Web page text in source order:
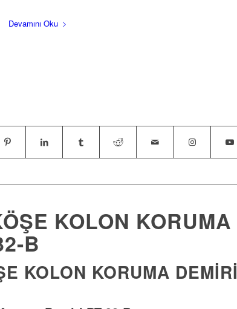
Devamını Oku
KOLON KORUMA
B
KOLON KORUMA DEMIRI